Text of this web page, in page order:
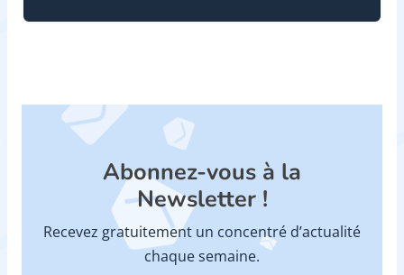
Abonnez-vous à la
Newsletter !
Recevez gratuitement un concentré d’actualité
chaque semaine.